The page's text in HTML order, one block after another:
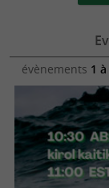
évènements 1